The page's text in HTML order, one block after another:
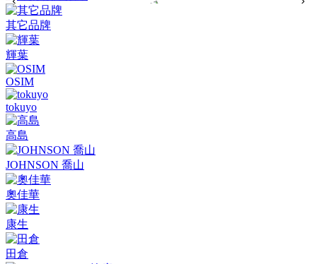
其它品牌
輝葉
OSIM
tokuyo
高島
JOHNSON 喬山
奧佳華
康生
田倉